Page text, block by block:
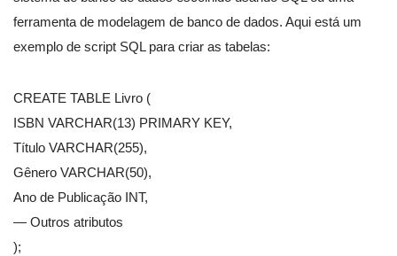
ferramenta de modelagem de banco de dados. Aqui está um
exemplo de script SQL para criar as tabelas:
CREATE TABLE Livro (
ISBN VARCHAR(13) PRIMARY KEY,
Título VARCHAR(255),
Gênero VARCHAR(50),
Ano de Publicação INT,
— Outros atributos
);